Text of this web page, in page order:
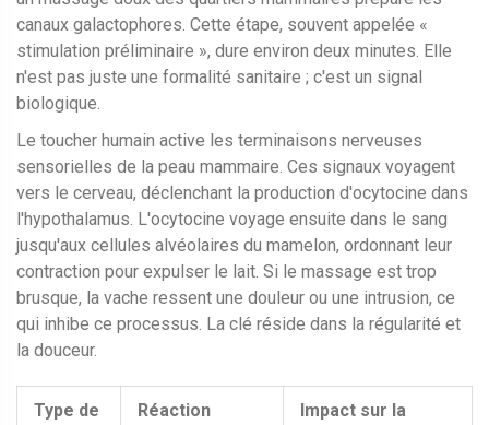
canaux galactophores. Cette étape, souvent appelée «
stimulation préliminaire », dure environ deux minutes. Elle
n'est pas juste une formalité sanitaire ; c'est un signal
biologique.
Le toucher humain active les terminaisons nerveuses
sensorielles de la peau mammaire. Ces signaux voyagent
vers le cerveau, déclenchant la production d'ocytocine dans
l'hypothalamus. L'ocytocine voyage ensuite dans le sang
jusqu'aux cellules alvéolaires du mamelon, ordonnant leur
contraction pour expulser le lait. Si le massage est trop
brusque, la vache ressent une douleur ou une intrusion, ce
qui inhibe ce processus. La clé réside dans la régularité et
la douceur.
Type de
Réaction
Impact sur la